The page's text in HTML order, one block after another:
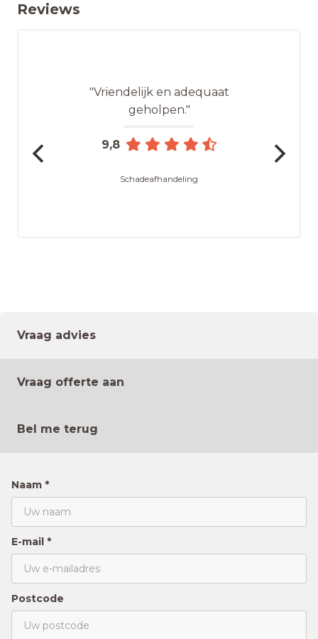
Reviews
"Vriendelijk en adequaat
geholpen."
9,8
Schadeafhandeling
Vraag advies
Vraag offerte aan
Bel me terug
Naam *
E-mail *
Postcode